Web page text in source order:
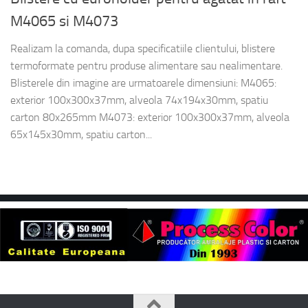
M4065 si M4073
Realizam la comanda, dupa specificatiile clientului, blistere
termoformate pentru produse alimentare sau nealimentare.
Blisterele din imagine are urmatoarele dimensiuni: M4065:
exterior 100x300x37mm, alveola 74x194x30mm, spatiu
carton 80x265mm M4073: exterior 100x300x37mm, alveola
65x145x30mm, spatiu carton...